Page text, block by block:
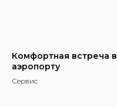
Комфортная встреча в
аэропорту
Сервис